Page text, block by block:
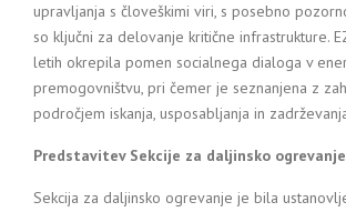
upravljanja s človeškimi viri, s posebno
so ključni za delovanje kritične infrastrukture.
letih okrepila pomen socialnega dialoga v
premogovništvu, pri čemer je seznanjena z
področjem iskanja, usposabljanja in
Predstavitev Sekcije za daljinsko
Sekcija za daljinsko ogrevanje je bila